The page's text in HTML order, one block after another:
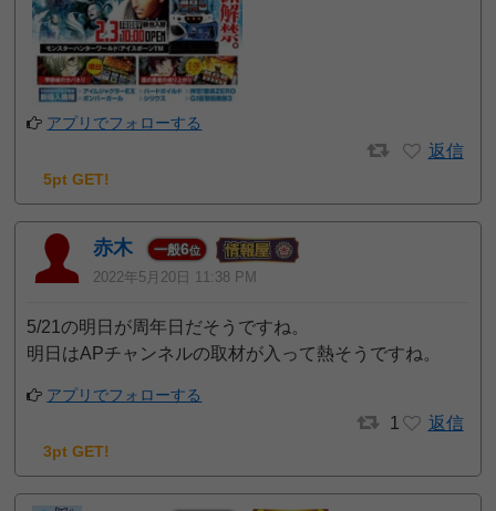
アプリでフォローする
返信
5pt GET!
赤木 一般6位
2022年5月20日 11:38 PM
5/21の明日が周年日だそうですね。
明日はAPチャンネルの取材が入って熱そうですね。
アプリでフォローする
1 返信
3pt GET!